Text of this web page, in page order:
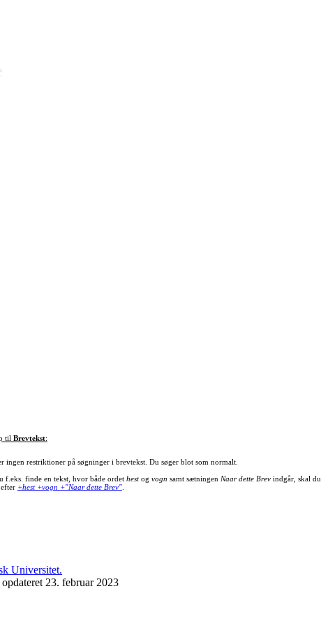
til Brevtekst:
ingen restriktioner på søgninger i brevtekst. Du søger blot som normalt.
f.eks. finde en tekst, hvor både ordet hestog vogn samt sætningen Naar dette Brevindgår, skal du
+hest +vogn +"Naar dette Brev".
23. februar 2023